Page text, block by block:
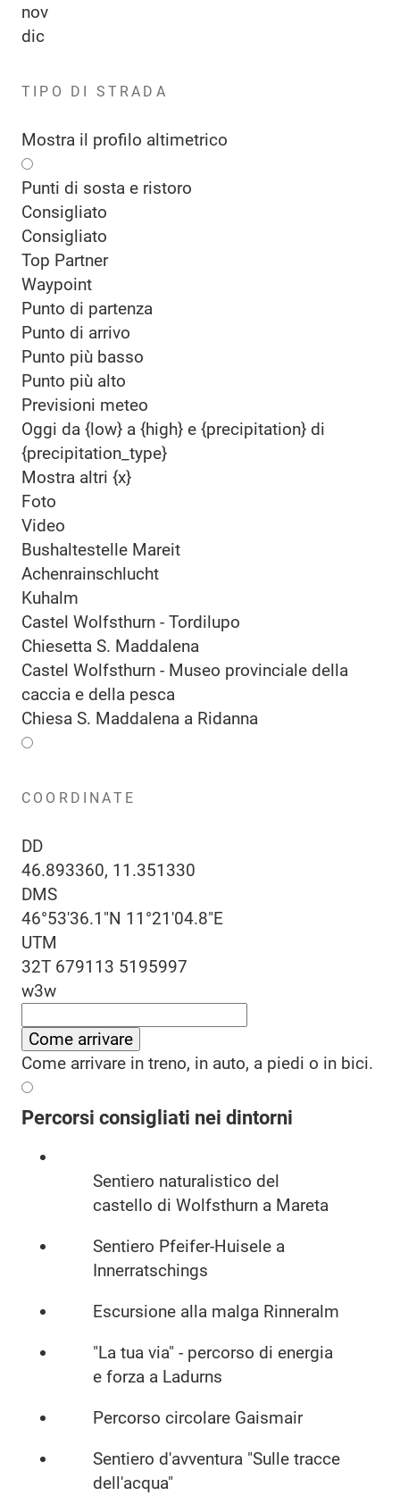
nov
dic
TIPO DI STRADA
Mostra il profilo altimetrico
Punti di sosta e ristoro
Consigliato
Consigliato
Top Partner
Waypoint
Punto di partenza
Punto di arrivo
Punto più basso
Punto più alto
Previsioni meteo
Oggi da {low} a {high} e {precipitation} di
{precipitation_type}
Mostra altri {x}
Foto
Video
Bushaltestelle Mareit
Achenrainschlucht
Kuhalm
Castel Wolfsthurn - Tordilupo
Chiesetta S. Maddalena
Castel Wolfsthurn - Museo provinciale della
caccia e della pesca
Chiesa S. Maddalena a Ridanna
COORDINATE
DD
46.893360, 11.351330
DMS
46°53'36.1"N 11°21'04.8"E
UTM
32T 679113 5195997
w3w
Come arrivare
Come arrivare in treno, in auto, a piedi o in bici.
Percorsi consigliati nei dintorni
Sentiero naturalistico del
castello di Wolfsthurn a Mareta
Sentiero Pfeifer-Huisele a
Innerratschings
Escursione alla malga Rinneralm
"La tua via" - percorso di energia
e forza a Ladurns
Percorso circolare Gaismair
Sentiero d'avventura "Sulle tracce
dell'acqua"